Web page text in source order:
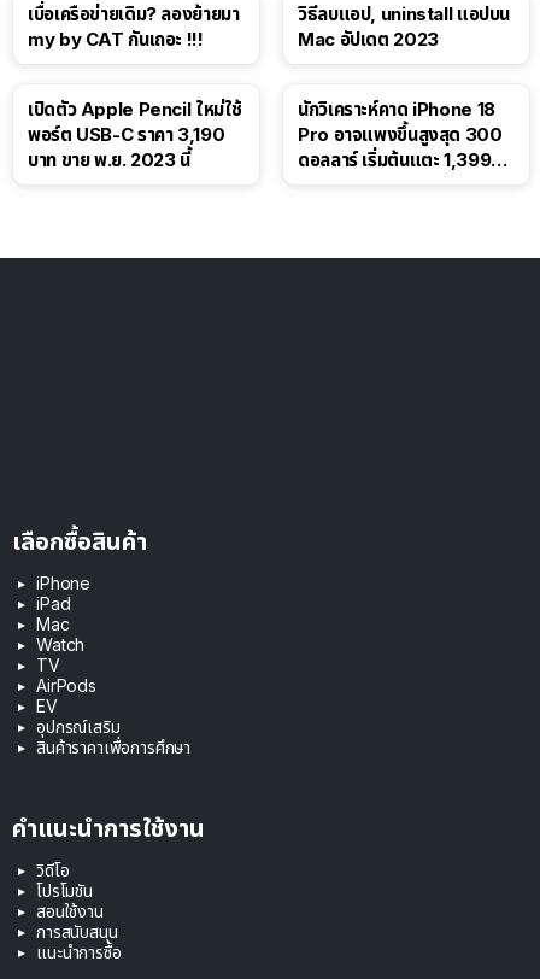
เบื่อเครือข่ายเดิม? ลองย้ายมา
my by CAT กันเถอะ !!!
วิธีลบแอป, uninstall แอปบน
Mac อัปเดต 2023
เปิดตัว Apple Pencil ใหม่ใช้
พอร์ต USB-C ราคา 3,190
บาท ขาย พ.ย. 2023 นี้
นักวิเคราะห์คาด iPhone 18
Pro อาจแพงขึ้นสูงสุด 300
ดอลลาร์ เริ่มต้นแตะ 1,399
เลือกซื้อสินค้า
iPhone
iPad
Mac
Watch
TV
AirPods
EV
อุปกรณ์เสริม
สินค้าราคาเพื่อการศึกษา
คำแนะนำการใช้งาน
วิดีโอ
โปรโมชัน
สอนใช้งาน
การสนับสนุน
แนะนำการซื้อ